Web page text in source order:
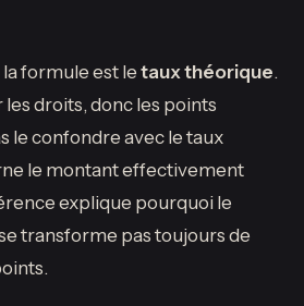
formule est letaux théorique.
droits, donc les points
le confondre avec le taux
le montant effectivement
explique pourquoi le
transforme pas toujours de